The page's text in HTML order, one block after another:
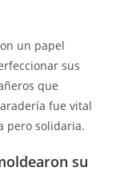
un papel
sus
que
fue vital
pero solidaria.
su